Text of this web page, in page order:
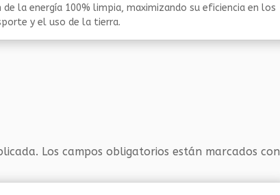
la energía 100% limpia, maximizando su eficiencia en los
y el uso de la tierra.
Los campos obligatorios están marcados con